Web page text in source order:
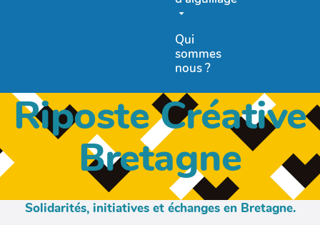
Qui
sommes
nous ?
Riposte Créative
Bretagne
Solidarités, initiatives et échanges en Bretagne.